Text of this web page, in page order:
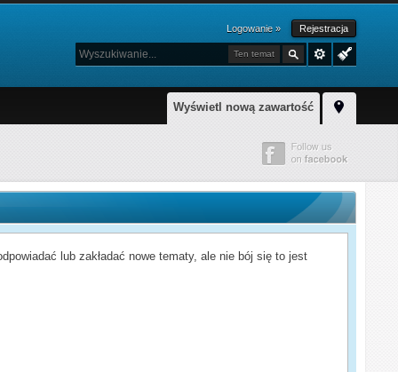
Logowanie » Rejestracja
Ten temat
Wyświetl nową zawartość
lub zakładać nowe tematy, ale nie bój się to jest